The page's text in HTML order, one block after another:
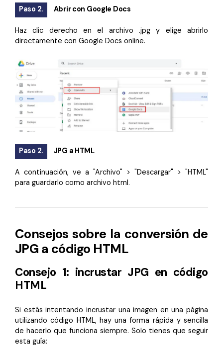
Paso 2. Abrir con Google Docs
Haz clic derecho en el archivo .jpg y elige abrirlo
directamente con Google Docs online.
Paso 2. JPG a HTML
A continuación, ve a "Archivo" > "Descargar" > "HTML"
para guardarlo como archivo html.
Consejos sobre la conversión de
JPG a código HTML
Consejo 1: incrustar JPG en código
HTML
Si estás intentando incrustar una imagen en una página
utilizando código HTML, hay una forma rápida y sencilla
de hacerlo que funciona siempre. Solo tienes que seguir
esta guía: